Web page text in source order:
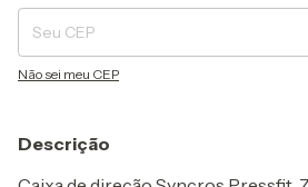
Não sei meu CEP
Descrição